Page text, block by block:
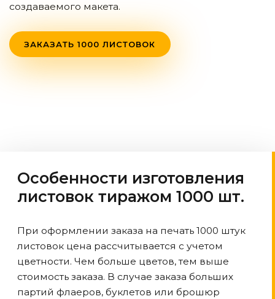
создаваемого макета.
ЗАКАЗАТЬ 1000 ЛИСТОВОК
Особенности изготовления
листовок тиражом 1000 шт.
При оформлении заказа на печать 1000 штук
листовок цена рассчитывается с учетом
цветности. Чем больше цветов, тем выше
стоимость заказа. В случае заказа больших
партий флаеров, буклетов или брошюр